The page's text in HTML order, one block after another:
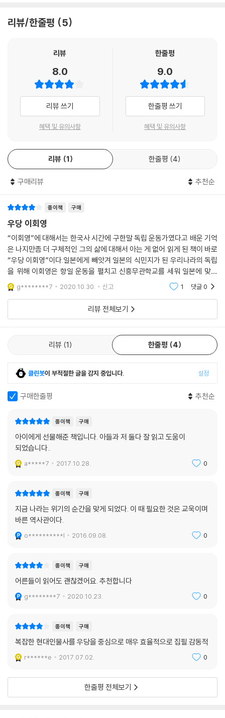
리뷰/한줄평 5
리뷰
8.0
리뷰 쓰기
혜택 및 유의사항
한줄평
9.0
한줄평 쓰기
혜택 및 유의사항
리뷰 1 한줄평 4
구매리뷰 추천순
종이책 구매
우당 이회영
“이회영”에 대해서는 한국사 시간에 구한말 독립 운동가였다고 배운 기억
은 나지만좀 더 구체적인 그의 삶에 대해서 아는 게 없어 읽게 된 책이 바로
“우당 이회영”이다.일본에게 빼앗겨 일본의 식민지가 된 우리나라의 독립
을 위해 이회영은 항일 운동을 펼치고 신흥무관학교를 세워 일본에 맞서
싸울 젊은 인재들을 키우는데도 공헌을 했다. 명문가 자제로 태어나 편하
고 윤택한
g********7 2020.10.30. 신고 1 댓글0
리뷰 전체보기
리뷰 1 한줄평 4
클린봇이 부적절한 글을 감지 중입니다. 설정
구매한줄평 추천순
종이책 구매
아이에게 선물해준 책입니다. 아들과 저 둘다 잘 읽고 도움이
되었습니다..
a*****7 2017.10.28. 0
종이책 구매
지금 나라는 위기의 순간을 맞게 되었다. 이 때 필요한 것은 교욱이며
바른 역사관이다.
o**********l 2016.09.08. 0
종이책 구매
어른들이 읽어도 괜찮겠어요. 추천합니다
g********7 2020.10.23. 0
종이책 구매
복잡한 현대인물사를 우당을 중심으로 매우 효율적으로 집필.감동적
r******e 2017.07.02. 0
한줄평 전체보기